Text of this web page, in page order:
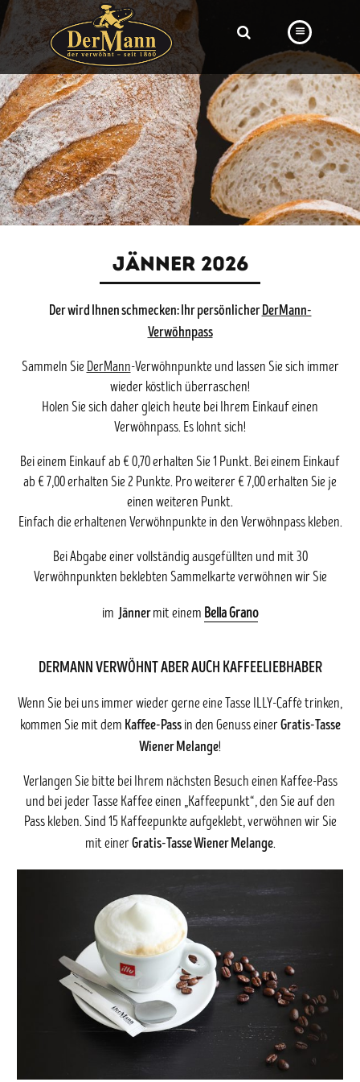
PRODUKTE
FILIALEN
BÄCKEREI
BROTWAY
VORBESTELLUNG
NEWS
KARRIERE
JÄNNER 2026
Der wird Ihnen schmecken: Ihr persönlicherDerMann-
Verwöhnpass
Sammeln Sie DerMann-Verwöhnpunkte und lassen Sie sich immer
wieder köstlich überraschen!
Holen Sie sich daher gleich heute bei Ihrem Einkauf einen
Verwöhnpass. Es lohnt sich!
Bei einem Einkauf ab € 0,70 erhalten Sie 1 Punkt. Bei einem Einkauf
ab € 7,00 erhalten Sie 2 Punkte. Pro weiterer € 7,00 erhalten Sie je
einen weiteren Punkt.
Einfach die erhaltenen Verwöhnpunkte in den Verwöhnpass kleben.
Bei Abgabe einer vollständig ausgefüllten und mit 30
Verwöhnpunkten beklebten Sammelkarte verwöhnen wir Sie
im Jännermit einem Bella Grano
DERMANN VERWÖHNT ABER AUCH KAFFEELIEBHABER
Wenn Sie bei uns immer wieder gerne eine Tasse ILLY-Caffè trinken,
kommen Sie mit dem Kaffee-Passin den Genuss einerGratis-Tasse
Wiener Melange!
Verlangen Sie bitte bei Ihrem nächsten Besuch einen Kaffee-Pass
und bei jeder Tasse Kaffee einen „Kaffeepunkt“, den Sie auf den
Pass kleben. Sind 15 Kaffeepunkte aufgeklebt, verwöhnen wir Sie
mit einerGratis-Tasse Wiener Melange.